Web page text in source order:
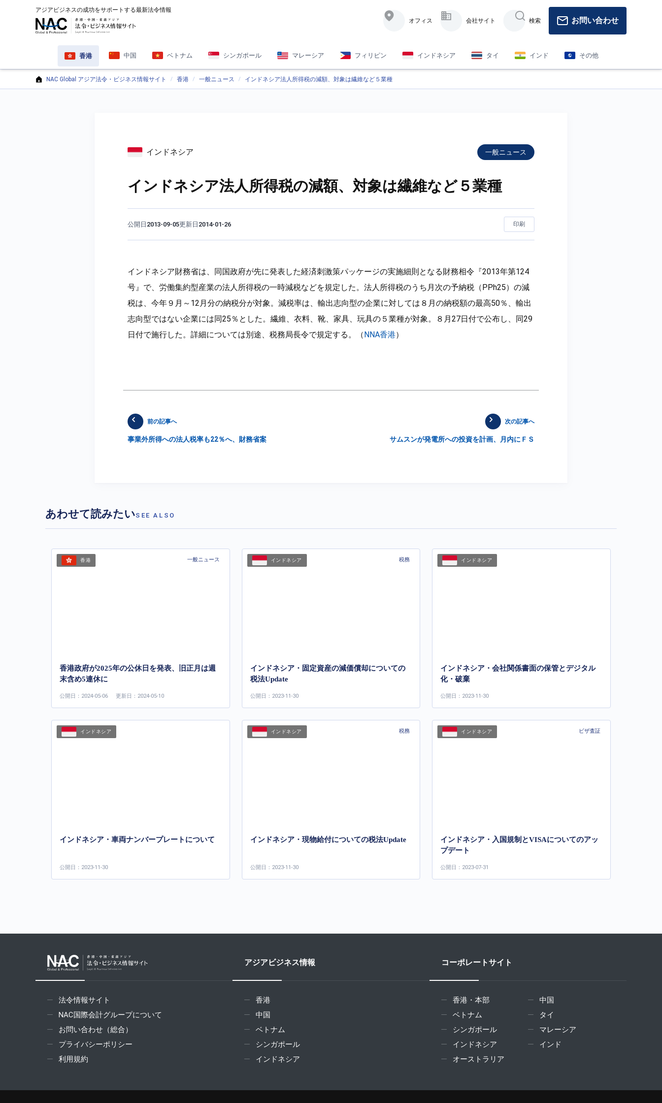
アジアビジネスの成功をサポートする最新法令情報
オフィス
会社サイト 検索 お問い合わせ
香港 中国 ベトナム シンガポール マレーシア フィリピン インドネシア タイ インド その他
NAC Global アジア法令・ビジネス情報サイト 香港 一般ニュース インドネシア法人所得税の減額、対象は繊維など５業種
インドネシア 一般ニュース
インドネシア法人所得税の減額、対象は繊維など５業種
公開日 2013-09-05更新日 2014-01-26 印刷
インドネシア財務省は、同国政府が先に発表した経済刺激策パッケージの実施細則となる財務相令『2013年第124
号』で、労働集約型産業の法人所得税の一時減税などを規定した。法人所得税のうち月次の予納税（PPh25）の減
税は、今年９月～12月分の納税分が対象。減税率は、輸出志向型の企業に対しては８月の納税額の最高50％、輸出
志向型ではない企業には同25％とした。繊維、衣料、靴、家具、玩具の５業種が対象。８月27日付で公布し、同29
日付で施行した。詳細については別途、税務局長令で規定する。（NNA香港）
次の記事へ
サムスンが発電所への投資を計画、月内にＦＳ
前の記事へ
事業外所得への法人税率も22％へ、財務省案
あわせて読みたいSEE ALSO
香港 一般ニュース
香港政府が2025年の公休日を発表、旧正月は週
末含め5連休に
公開日：2024-05-06 更新日：2024-05-10
インドネシア 税務
インドネシア・固定資産の減価償却についての
税法Update
公開日：2023-11-30
インドネシア
インドネシア・会社関係書面の保管とデジタル
化・破棄
公開日：2023-11-30
インドネシア
インドネシア・車両ナンバープレートについて
公開日：2023-11-30
インドネシア 税務
インドネシア・現物給付についての税法Update
公開日：2023-11-30
インドネシア ビザ査証
インドネシア・入国規制とVISAについてのアッ
プデート
公開日：2023-07-31
法令情報サイト
NAC国際会計グループについて
お問い合わせ（総合）
プライバシーポリシー
利用規約
アジアビジネス情報
香港
中国
ベトナム
シンガポール
インドネシア
コーポレートサイト
香港・本部
中国
ベトナム
タイ
シンガポール
マレーシア
インドネシア
インド
オーストラリア